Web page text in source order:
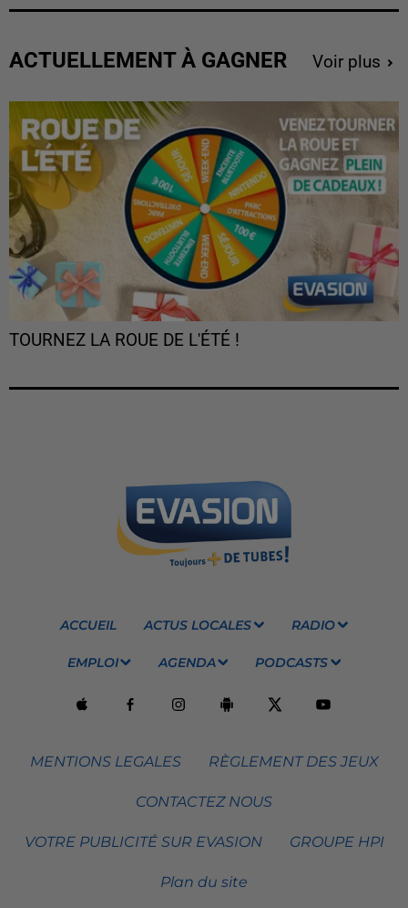
ACTUELLEMENT À GAGNER Voir plus
TOURNEZ LA ROUE DE L'ÉTÉ !
ACCUEIL ACTUS LOCALES RADIO
EMPLOI AGENDA PODCASTS
MENTIONS LEGALES RÈGLEMENT DES JEUX
CONTACTEZ NOUS
VOTRE PUBLICITÉ SUR EVASION GROUPE HPI
Plan du site